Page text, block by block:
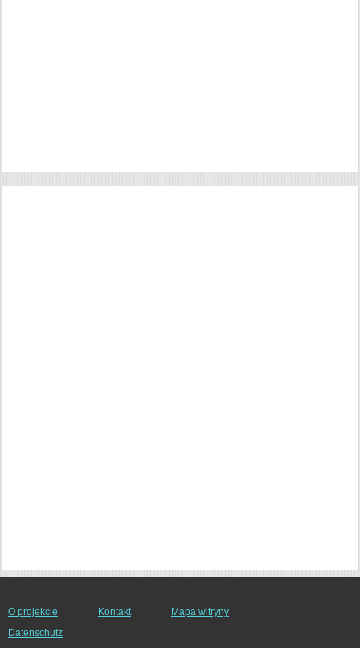
O projekcie Kontakt
Mapa witryny
Datenschutz